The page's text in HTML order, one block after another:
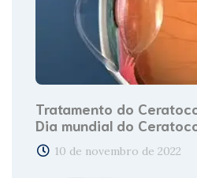
Tratamento do
Dia mundial do
10 de novembro de 2022